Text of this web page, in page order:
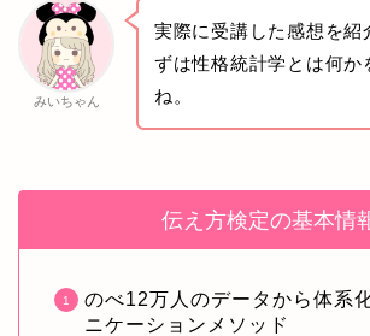
みいちゃん
実際に受講した感想を紹
ずは性格統計学とは何か
ね。
伝え方検定の基本情
のべ12万人のデータから体系
ニケーションメソッド